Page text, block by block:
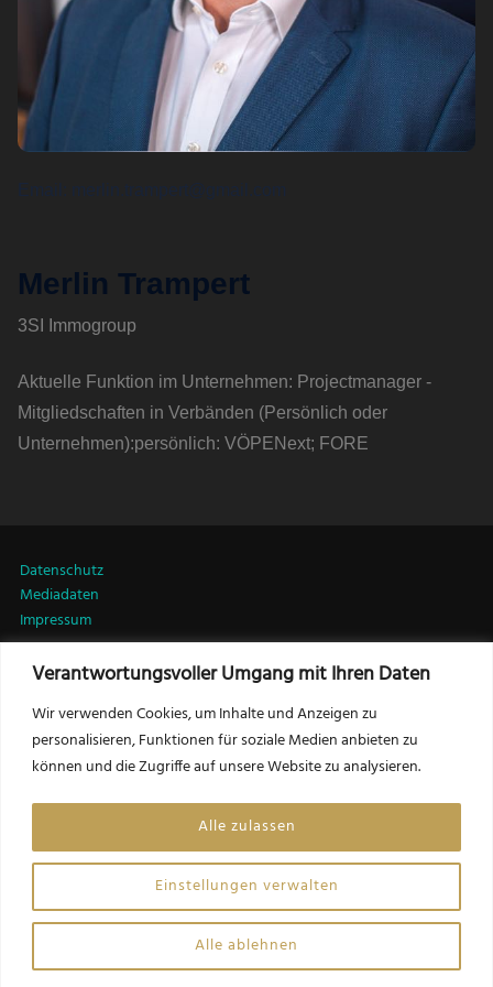
Verantwortungsvoller Umgang mit Ihren Daten
Wir verwenden Cookies, um Inhalte und Anzeigen zu
personalisieren, Funktionen für soziale Medien anbieten zu
können und die Zugriffe auf unsere Website zu analysieren.
Einstellungen verwalten
Alle ablehnen
Alle zulassen
Merlin Trampert
3SI Immogroup
Aktuelle Funktion im Unternehmen: Projectmanager -
Mitgliedschaften in Verbänden (Persönlich oder
Unternehmen):persönlich: VÖPENext; FORE
Datenschutz
Mediadaten
Impressum
LinkedIn
Friedrich Csörgits, MSc MRICS
Herausgeber LEADERSNET Immobilien
f.csoergits@leadersnet.com
Website by Opinion Leaders Network GmbH